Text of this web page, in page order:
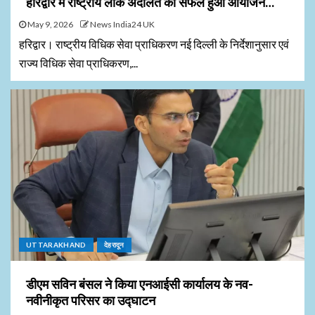
May 9, 2026 News India24 UK
हरिद्वार। राष्ट्रीय विधिक सेवा प्राधिकरण नई दिल्ली के निर्देशानुसार एवं
राज्य विधिक सेवा प्राधिकरण,...
UTTARAKHAND देहरादून
डीएम सविन बंसल ने किया एनआईसी कार्यालय के नव-
नवीनीकृत परिसर का उद्घाटन